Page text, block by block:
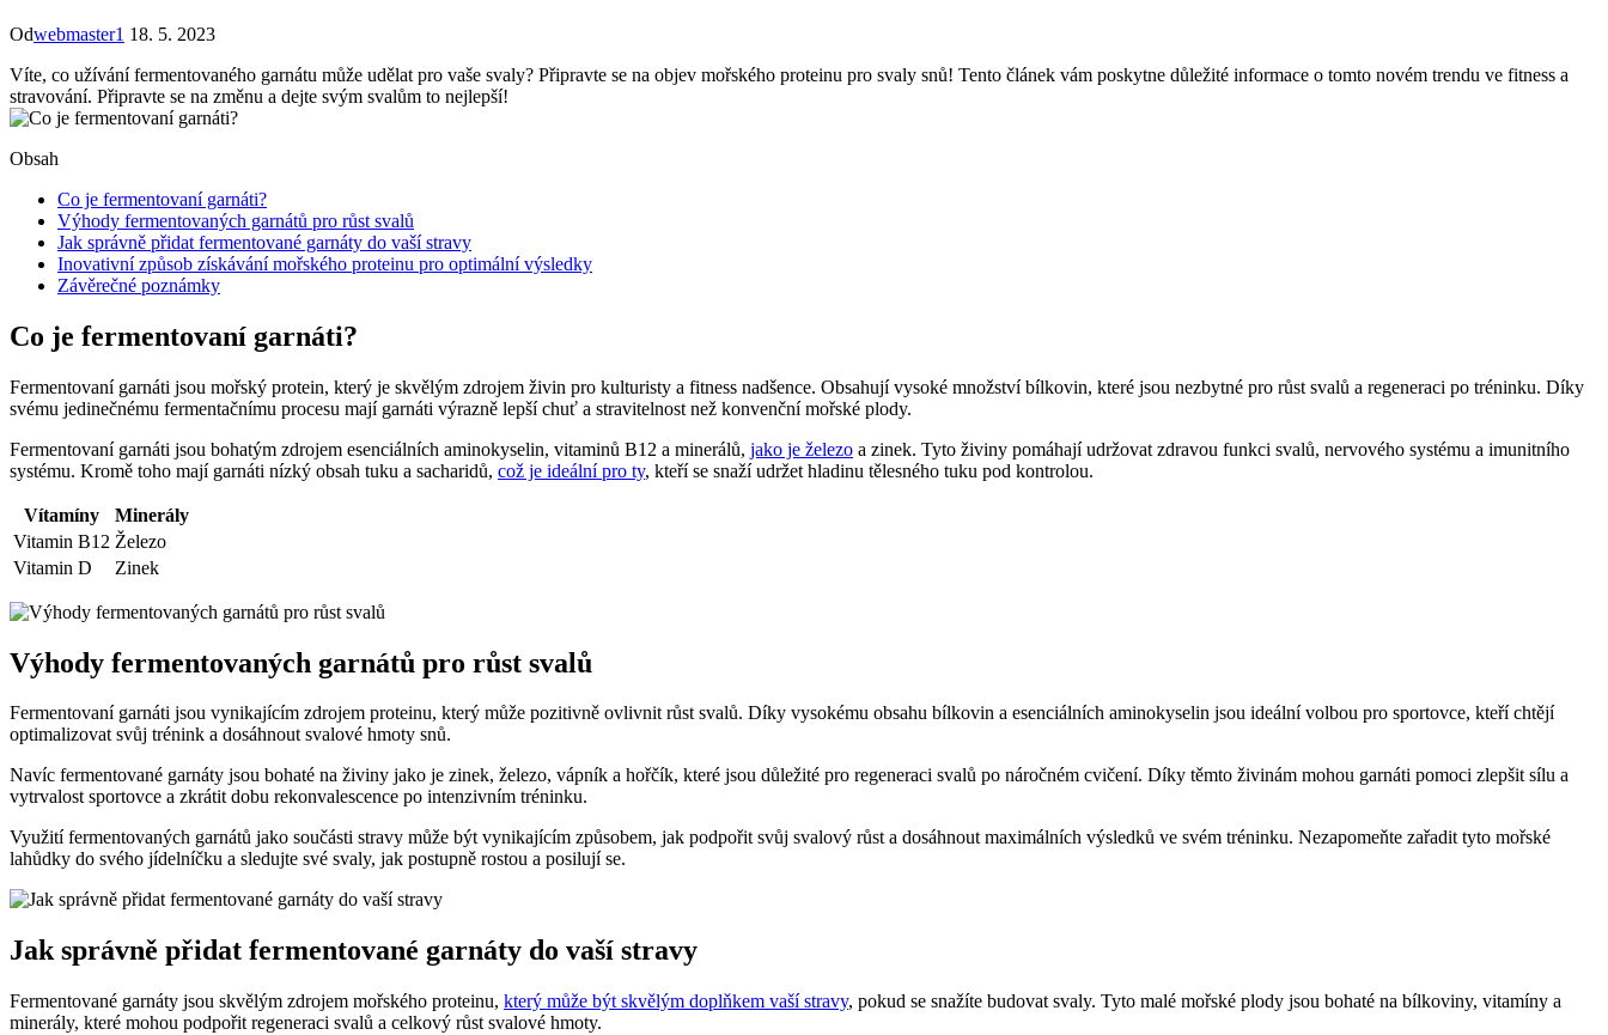
Odwebmaster1 18. 5. 2023
Víte, co užívání fermentovaného garnátu může udělat pro vaše svaly? Připravte se na objev mořského proteinu pro svaly snů! Tento článek vám poskytne důležité informace o tomto novém trendu ve fitness a
stravování. Připravte se na změnu a dejte svým svalům to nejlepší!
Obsah
Co je fermentovaní garnáti?
Výhody fermentovaných garnátů pro růst svalů
Jak správně přidat fermentované garnáty do vaší stravy
Inovativní způsob získávání mořského proteinu pro optimální výsledky
Závěrečné poznámky
Co je fermentovaní garnáti?
Fermentovaní garnáti jsou mořský protein, který je skvělým zdrojem živin pro kulturisty a fitness nadšence. Obsahují vysoké množství bílkovin, které jsou nezbytné pro růst svalů a regeneraci po tréninku. Díky
svému jedinečnému fermentačnímu procesu mají garnáti výrazně lepší chuť a stravitelnost než konvenční mořské plody.
Fermentovaní garnáti jsou bohatým zdrojem esenciálních aminokyselin, vitaminů B12 a minerálů, jako je železo a zinek. Tyto živiny pomáhají udržovat zdravou funkci svalů, nervového systému a imunitního
systému. Kromě toho mají garnáti nízký obsah tuku a sacharidů, což je ideální pro ty, kteří se snaží udržet hladinu tělesného tuku pod kontrolou.
Vítamíny
Minerály
Vitamin B12 Železo
Vitamin D
Zinek
Výhody fermentovaných garnátů pro růst svalů
Fermentovaní garnáti jsou vynikajícím zdrojem proteinu, který může pozitivně ovlivnit růst svalů. Díky vysokému obsahu bílkovin a esenciálních aminokyselin jsou ideální volbou pro sportovce, kteří chtějí
optimalizovat svůj trénink a dosáhnout svalové hmoty snů.
Navíc fermentované garnáty jsou bohaté na živiny jako je zinek, železo, vápník a hořčík, které jsou důležité pro regeneraci svalů po náročném cvičení. Díky těmto živinám mohou garnáti pomoci zlepšit sílu a
vytrvalost sportovce a zkrátit dobu rekonvalescence po intenzivním tréninku.
Využití fermentovaných garnátů jako součásti stravy může být vynikajícím způsobem, jak podpořit svůj svalový růst a dosáhnout maximálních výsledků ve svém tréninku. Nezapomeňte zařadit tyto mořské
lahůdky do svého jídelníčku a sledujte své svaly, jak postupně rostou a posilují se.
Jak správně přidat fermentované garnáty do vaší stravy
Fermentované garnáty jsou skvělým zdrojem mořského proteinu, který může být skvělým doplňkem vaší stravy, pokud se snažíte budovat svaly. Tyto malé mořské plody jsou bohaté na bílkoviny, vitamíny a
minerály, které mohou podpořit regeneraci svalů a celkový růst svalové hmoty.